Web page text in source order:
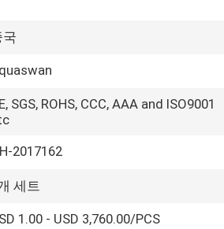
국
SGS, ROHS, CCC, AAA and ISO9001
2017162
세트
1.00 - USD 3,760.00/PCS